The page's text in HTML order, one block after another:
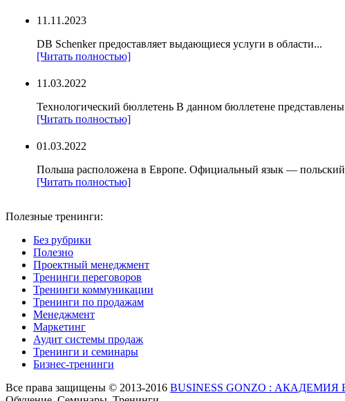
11.11.2023
DB Schenker предоставляет выдающиеся услуги в области...
[Читать полностью]
11.03.2022
Технологический бюллетень В данном бюллетене
[Читать полностью]
01.03.2022
Польша расположена в Европе. Официальный язык —
[Читать полностью]
Полезные тренинги:
Без рубрики
Полезно
Проектный менеджмент
Тренинги переговоров
Тренинги коммуникации
Тренинги по продажам
Менеджмент
Маркетинг
Аудит системы продаж
Тренинги и семинары
Бизнес-тренинги
Все права защищены © 2013-2016 BUSINESS GONZO : АКАДЕМИЯ